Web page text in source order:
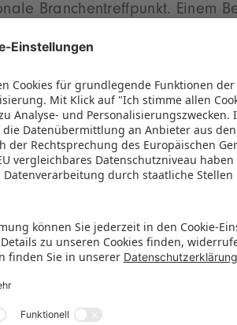
Branchentreffpunkt. Einem
Ehre zuteil: David
dass dieses Ereignis
ist“, sagt Florian Hess,
nicht nur als
Gründung der
das bis heute
zu dem Branchenleitevent,
mit dem
Lake City mitzunehmen.